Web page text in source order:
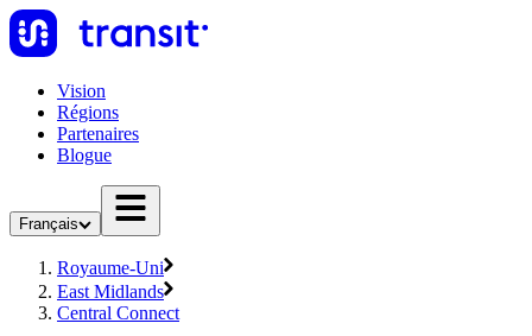
Vision
Régions
Partenaires
Blogue
Français
Royaume-Uni
East Midlands
Central Connect